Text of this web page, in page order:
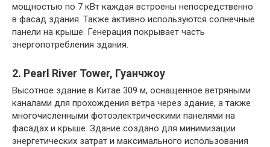
мощностью по 7 кВт каждая встроены непосредственно
в фасад здания. Также активно используются солнечные
панели на крыше. Генерация покрывает часть
энергопотребления здания.
2. Pearl River Tower, Гуанчжоу
Высотное здание в Китае 309 м, оснащенное ветряными
каналами для прохождения ветра через здание, а также
многочисленными фотоэлектрическими панелями на
фасадах и крыше. Здание создано для минимизации
энергетических затрат и максимального использования